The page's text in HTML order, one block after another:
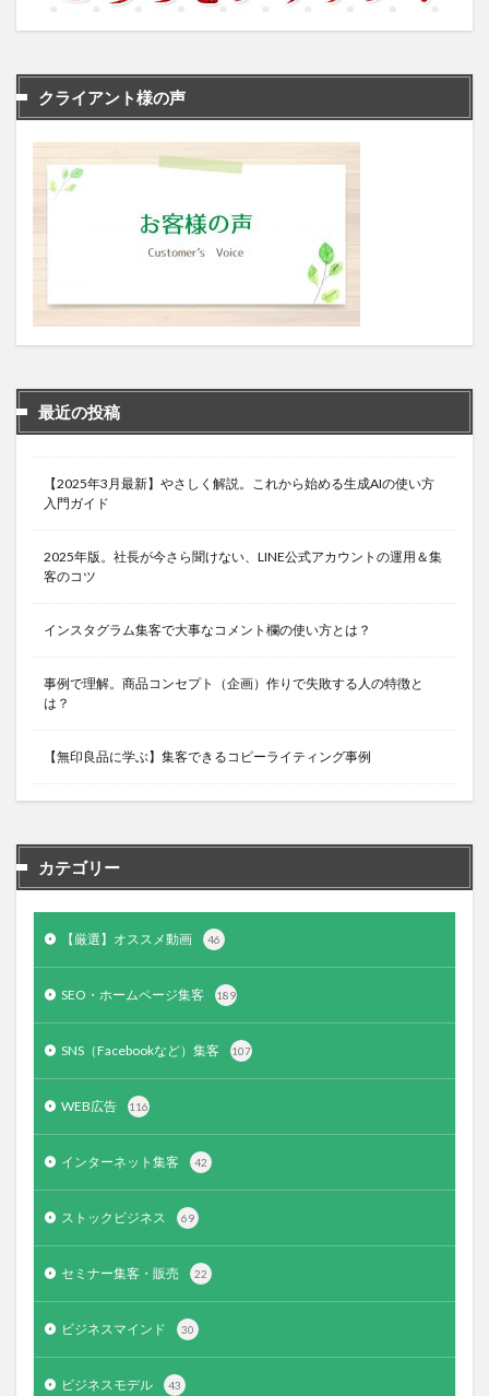
クライアント様の声
最近の投稿
【2025年3月最新】やさしく解説。これから始める生成AIの使い方
入門ガイド
2025年版。社長が今さら聞けない、LINE公式アカウントの運用＆集
客のコツ
インスタグラム集客で大事なコメント欄の使い方とは？
事例で理解。商品コンセプト（企画）作りで失敗する人の特徴と
は？
【無印良品に学ぶ】集客できるコピーライティング事例
カテゴリー
【厳選】オススメ動画 46
SEO・ホームページ集客 189
SNS（Facebookなど）集客 107
WEB広告 116
インターネット集客 42
ストックビジネス 69
セミナー集客・販売 22
ビジネスマインド 30
ビジネスモデル 43